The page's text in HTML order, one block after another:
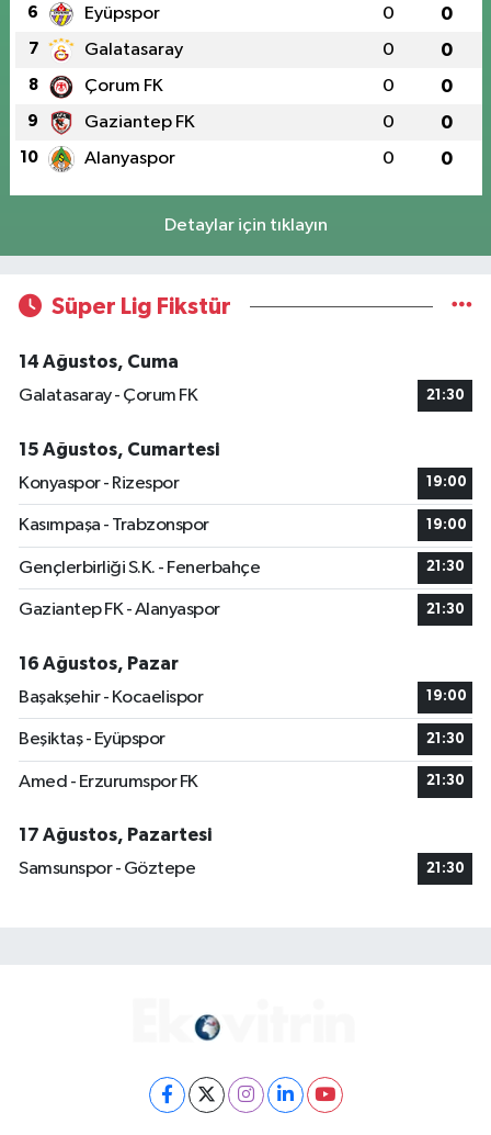
6 Eyüpspor 0 0
7 Galatasaray 0 0
8 Çorum FK 0 0
9 Gaziantep FK 0 0
10 Alanyaspor 0 0
Detaylar için tıklayın
Süper Lig Fikstür
14 Ağustos, Cuma
Galatasaray - Çorum FK
21:30
15 Ağustos, Cumartesi
Konyaspor - Rizespor
19:00
Kasımpaşa - Trabzonspor 19:00
Gençlerbirliği S.K. - Fenerbahçe 21:30
Gaziantep FK - Alanyaspor 21:30
16 Ağustos, Pazar
Başakşehir - Kocaelispor
19:00
Beşiktaş - Eyüpspor 21:30
Amed - Erzurumspor FK 21:30
17 Ağustos, Pazartesi
Samsunspor - Göztepe
21:30